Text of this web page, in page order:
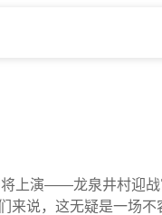
上演——龙泉井村迎
来说，这无疑是一场